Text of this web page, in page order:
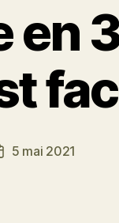
en
5 mai 2021